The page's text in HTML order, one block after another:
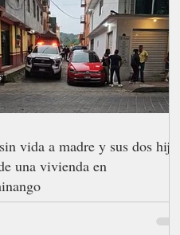
vida a madre y sus dos hijos
una vivienda en